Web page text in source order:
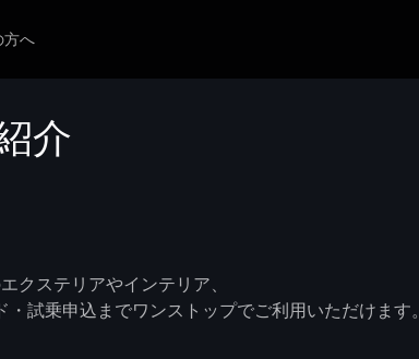
方へ
介
ステリアやインテリア、
試乗申込までワンストップでご利用いただけます。